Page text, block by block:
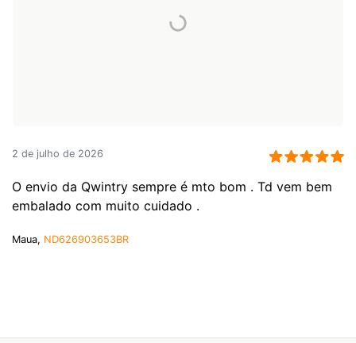
2 de julho de 2026
O envio da Qwintry sempre é mto bom . Td vem bem
embalado com muito cuidado .
Maua, ND626903653BR